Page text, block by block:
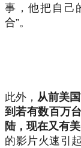
事，他把自己
合”。
此外， 从前美
到若有数百万
陆，现在又有
的影片火速引